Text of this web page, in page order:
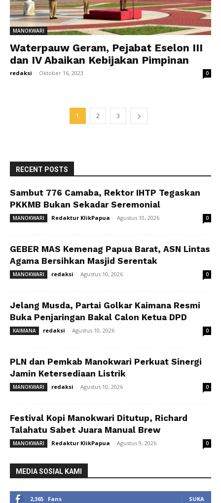
MANOKWARI
Waterpauw Geram, Pejabat Eselon III
dan IV Abaikan Kebijakan Pimpinan
redaksi - Oktober 16, 2023 0
1 2 3
RECENT POSTS
Sambut 776 Camaba, Rektor IHTP Tegaskan
PKKMB Bukan Sekadar Seremonial
MANOKWARI Redaktur KlikPapua - Agustus 10, 2026 0
GEBER MAS Kemenag Papua Barat, ASN Lintas
Agama Bersihkan Masjid Serentak
MANOKWARI redaksi - Agustus 10, 2026 0
Jelang Musda, Partai Golkar Kaimana Resmi
Buka Penjaringan Bakal Calon Ketua DPD
KAIMANA redaksi - Agustus 10, 2026 0
PLN dan Pemkab Manokwari Perkuat Sinergi
Jamin Ketersediaan Listrik
MANOKWARI redaksi - Agustus 10, 2026 0
Festival Kopi Manokwari Ditutup, Richard
Talahatu Sabet Juara Manual Brew
MANOKWARI Redaktur KlikPapua - Agustus 9, 2026 0
MEDIA SOSIAL KAMI
2,365 Fans SUKA